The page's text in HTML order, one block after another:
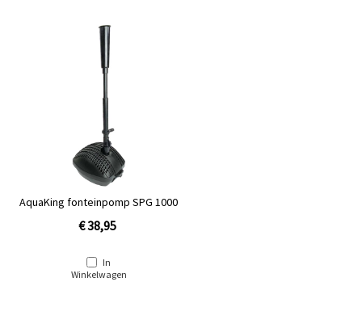
AquaKing fonteinpomp SPG 1000
€ 38,95
In
Winkelwagen